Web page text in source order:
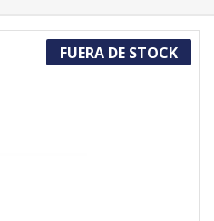
FUERA DE STOCK